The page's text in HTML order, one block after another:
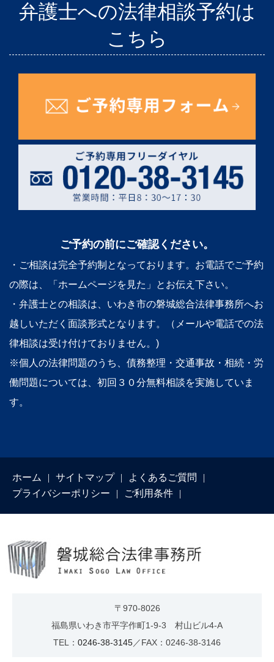
弁護士への法律相談予約は
こちら
ご予約の前にご確認ください。
・ご相談は完全予約制となっております。お電話でご予約
の際は、「ホームページを見た」とお伝え下さい。
・弁護士との相談は、いわき市の磐城総合法律事務所へお
越しいただく面談形式となります。（メールや電話での法
律相談は受け付けておりません。)
※個人の法律問題のうち、債務整理・交通事故・相続・労
働問題については、初回３０分無料相談を実施していま
す。
ホーム サイトマップ
よくあるご質問
プライバシーポリシー
ご利用条件
〒970-8026
福島県いわき市平字作町1-9-3 村山ビル4-A
TEL： 0246-38-3145／FAX：0246-38-3146